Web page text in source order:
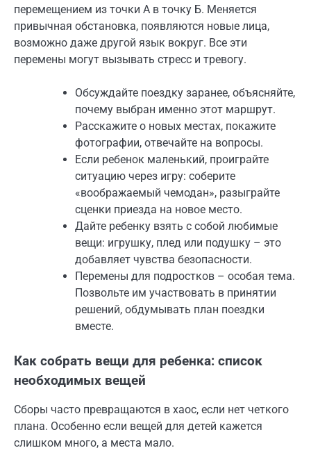
перемещением из точки А в точку Б. Меняется
привычная обстановка, появляются новые лица,
возможно даже другой язык вокруг. Все эти
перемены могут вызывать стресс и тревогу.
Обсуждайте поездку заранее, объясняйте,
почему выбран именно этот маршрут.
Расскажите о новых местах, покажите
фотографии, отвечайте на вопросы.
Если ребенок маленький, проиграйте
ситуацию через игру: соберите
«воображаемый чемодан», разыграйте
сценки приезда на новое место.
Дайте ребенку взять с собой любимые
вещи: игрушку, плед или подушку – это
добавляет чувства безопасности.
Перемены для подростков – особая тема.
Позвольте им участвовать в принятии
решений, обдумывать план поездки
вместе.
Как собрать вещи для ребенка: список
необходимых вещей
Сборы часто превращаются в хаос, если нет четкого
плана. Особенно если вещей для детей кажется
слишком много, а места мало.